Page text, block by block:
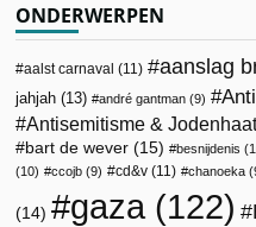
ONDERWERPEN
aalst carnaval (11) aanslag
jahjah (13) andré gantman (9)
Antisemitisme &
bart de wever (15) besnijdenis
(10)
ccojb (9) cd&v (11) chanoeka
(14) gaza (122)